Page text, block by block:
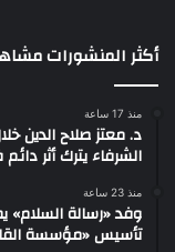
أكثر المنشورات
منذ 17 ساعة
د. معتز صلاح الدين
الشرفاء يترك أثر
منذ 23 ساعة
تأسيس «مؤسسة